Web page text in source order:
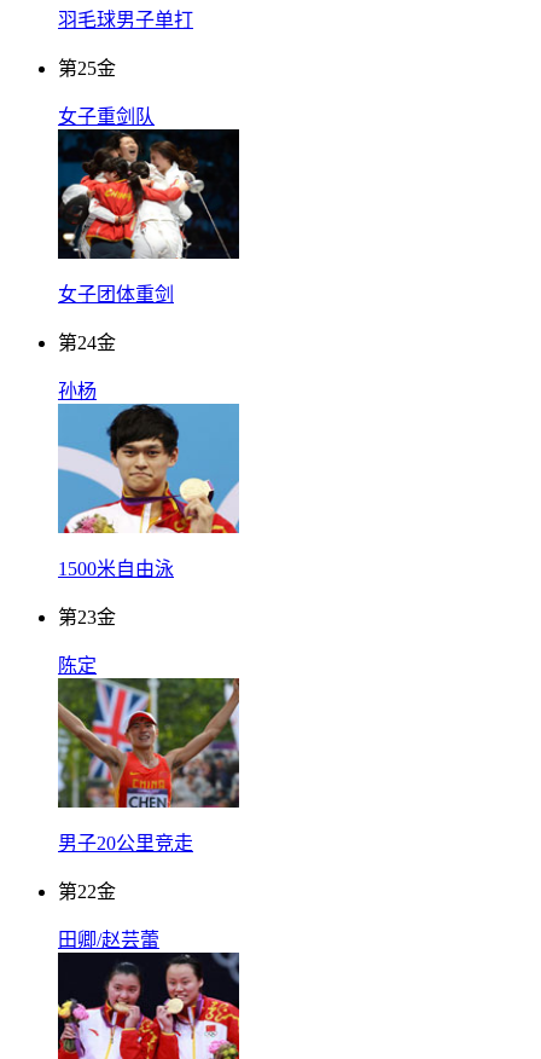
羽毛球男子单打
第25金
女子重剑队
女子团体重剑
第24金
孙杨
1500米自由泳
第23金
陈定
男子20公里竞走
第22金
田卿/赵芸蕾